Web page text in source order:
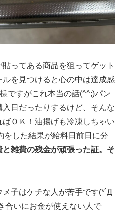
ってある商品を狙ってゲット
を見つけると心の中は達成感
ですがこれ本当の話(^^;)パン
日だったりするけど、そんな
ＯＫ！油揚げも冷凍しちゃい
をした結果が給料日前日に分
と雑費の残金が頑張った証。そ
子はケチな人が苦手です(*´Д
合いにお金が使えない人で